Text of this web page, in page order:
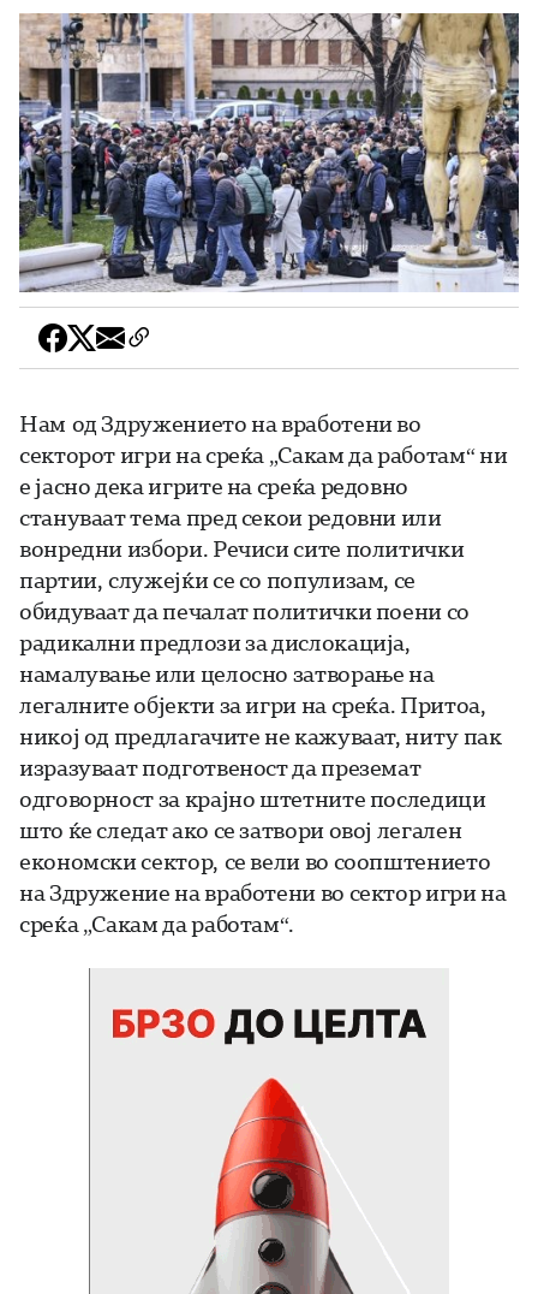
Нам од Здружението на вработени во
секторот игри на среќа „Сакам да работам“ ни
е јасно дека игрите на среќа редовно
стануваат тема пред секои редовни или
вонредни избори. Речиси сите политички
партии, служејќи се со популизам, се
обидуваат да печалат политички поени со
радикални предлози за дислокација,
намалување или целосно затворање на
легалните објекти за игри на среќа. Притоа,
никој од предлагачите не кажуваат, ниту пак
изразуваат подготвеност да преземат
одговорност за крајно штетните последици
што ќе следат ако се затвори овој легален
економски сектор, се вели во соопштението
на Здружение на вработени во сектор игри на
среќа „Сакам да работам“.